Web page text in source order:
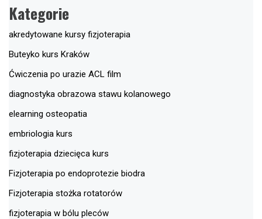
Kategorie
akredytowane kursy fizjoterapia
Buteyko kurs Kraków
Ćwiczenia po urazie ACL film
diagnostyka obrazowa stawu kolanowego
elearning osteopatia
embriologia kurs
fizjoterapia dziecięca kurs
Fizjoterapia po endoprotezie biodra
Fizjoterapia stożka rotatorów
fizjoterapia w bólu pleców